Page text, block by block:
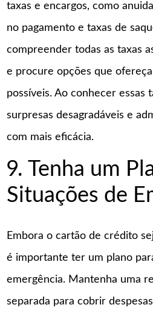
taxas e encargos, como
no pagamento e taxas de
compreender todas as taxas
e procure opções que
possíveis. Ao conhecer essas
surpresas desagradáveis e
com mais eficácia.
9. Tenha um
Situações de
Embora o cartão de crédito
é importante ter um plano
emergência. Mantenha uma
separada para cobrir